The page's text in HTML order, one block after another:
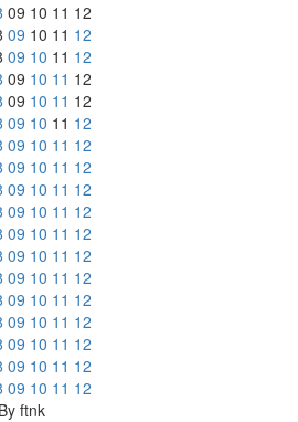
09 10 11 12
09 10 11 12
09 10 11 12
09 10 11 12
09 10 11 12
09 10 11 12
09 10 11 12
09 10 11 12
09 10 11 12
09 10 11 12
09 10 11 12
09 10 11 12
09 10 11 12
09 10 11 12
09 10 11 12
09 10 11 12
09 10 11 12
09 10 11 12
By ftnk